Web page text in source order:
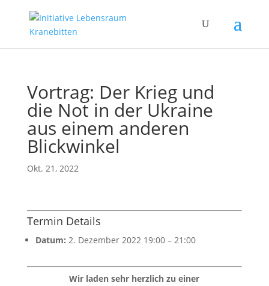
Vortrag: Der Krieg und
die Not in der Ukraine
aus einem anderen
Blickwinkel
Okt. 21, 2022
Termin Details
Datum: 2. Dezember 2022 19:00– 21:00
Wir laden sehr herzlich zu einer